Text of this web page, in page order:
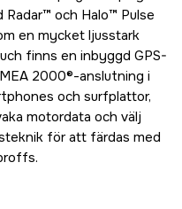
och Halo™ Pulse
en mycket ljusstark
finns en inbyggd GPS-
2000®-anslutning i
och surfplattor,
motordata och välj
för att färdas med